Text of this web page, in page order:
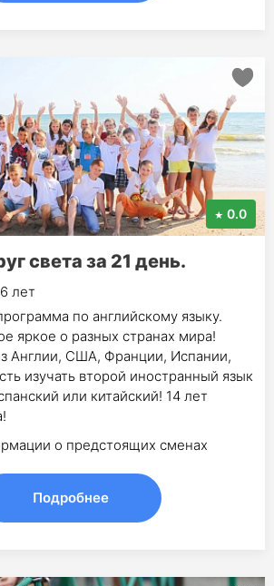
0.0
света за 21 день.
лет
по английскому языку.
яркое о разных странах мира!
Англии, США, Франции, Испании,
изучать второй иностранный язык
или китайский! 14 лет
о предстоящих сменах
Подробнее